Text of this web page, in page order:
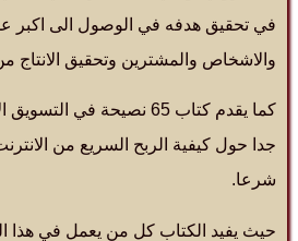
في تحقيق هدفه في الوصول الى اكبر
والاشخاص والمشترين وتحقيق الانتاج
كما يقدم كتاب 65 نصيحة في
جدا حول كيفية الربح السريع من
شرعا.
حيث يفيد الكتاب كل من يعمل في هذا